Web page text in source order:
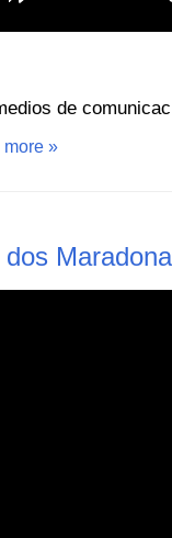
de
more »
dos Maradona